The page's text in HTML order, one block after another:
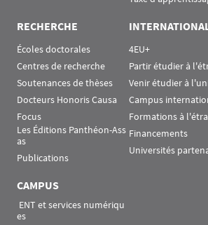
RECHERCHE
Écoles doctorales
Centres de recherche
Soutenances de thèses
Docteurs Honoris Causa
Focus
Les Éditions Panthéon-Ass
as
Publications
4EU+
Partir étudier à
Venir étudier à
Campus
Formations à
Financements
Universités
CAMPUS
es